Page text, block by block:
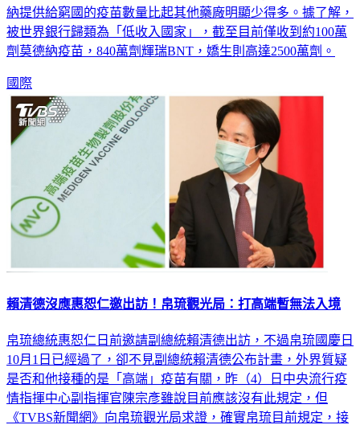
負責追蹤各廠牌疫苗流向的數據公司「Airfinity」透露，莫德
納提供給窮國的疫苗數量比起其他藥廠明顯少得多。據了解，
被世界銀行歸類為「低收入國家」，截至目前僅收到約100萬
國際
帛琉總統惠恕仁日前邀請副總統賴清德出訪，不過帛琉國慶日
10月1日已經過了，卻不見副總統賴清德公布計畫，外界質疑
是否和他接種的是「高端」疫苗有關，昨（4）日中央流行疫
情指揮中心副指揮官陳宗彥雖說目前應該沒有此規定，但